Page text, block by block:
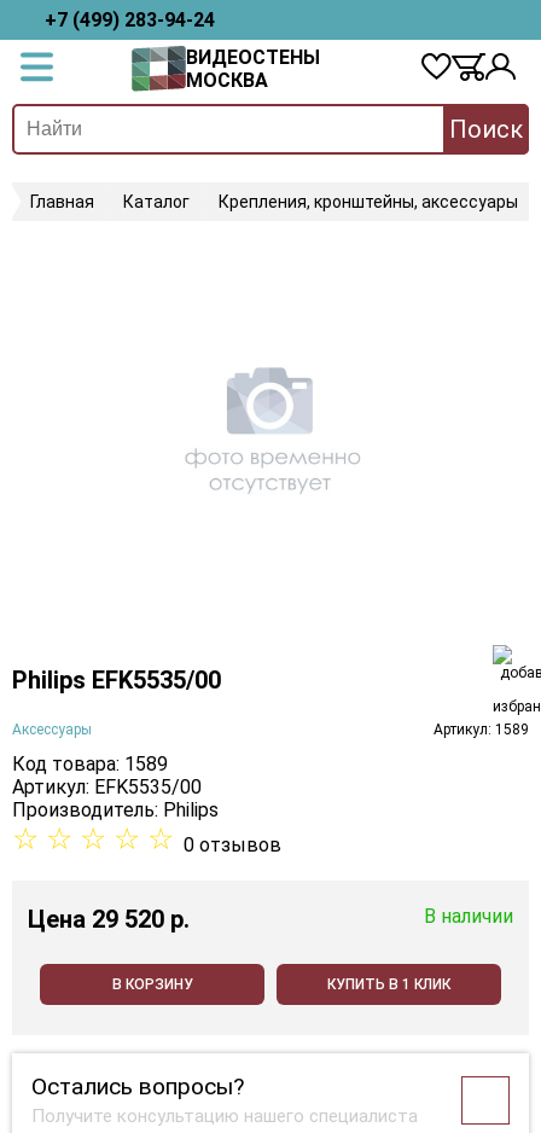
+7 (499) 283-94-24
ВИДЕОСТЕНЫ
МОСКВА
Поиск
Главная Каталог Крепления, кронштейны, аксессуары
Philips EFK5535/00
Аксессуары Артикул: 1589
Код товара: 1589
Артикул: EFK5535/00
Производитель: Philips
☆ ☆ ☆ ☆ ☆ 0 отзывов
Цена 29 520 p. В наличии
В КОРЗИНУ КУПИТЬ В 1 КЛИК
Остались вопросы?
Получите консультацию нашего специалиста